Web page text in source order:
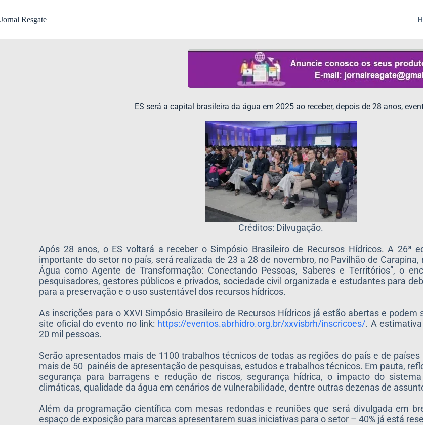
Jornal Resgate
ES será a capital brasileira da água em 2025 ao receber, depois de 28 anos,
Créditos: Dilvugação.
Após 28 anos, o ES voltará a receber o Simpósio Brasileiro de Recursos Hídricos. A 26ª
importante do setor no país, será realizada de 23 a 28 de novembro, no Pavilhão de Carapina,
Água como Agente de Transformação: Conectando Pessoas, Saberes e Territórios”, o
pesquisadores, gestores públicos e privados, sociedade civil organizada e estudantes para
para a preservação e o uso sustentável dos recursos hídricos.
As inscrições para o XXVI Simpósio Brasileiro de Recursos Hídricos já estão abertas e podem
site oficial do evento no link: https://eventos.abrhidro.org.br/xxvisbrh/inscricoes/. A
20 mil pessoas.
Serão apresentados mais de 1100 trabalhos técnicos de todas as regiões do país e de
mais de 50 painéis de apresentação de pesquisas, estudos e trabalhos técnicos. Em pauta,
segurança para barragens e redução de riscos, segurança hídrica, o impacto do
climáticas, qualidade da água em cenários de vulnerabilidade, dentre outras dezenas de
Além da programação científica com mesas redondas e reuniões que será divulgada em
espaço de exposição para marcas apresentarem suas iniciativas para o setor – 40% já está